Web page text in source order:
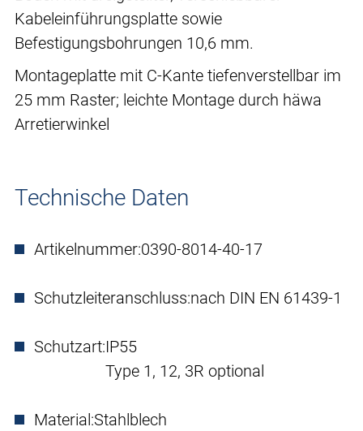
Kabeleinführungsplatte sowie
Befestigungsbohrungen 10,6 mm.
Montageplatte mit C-Kante tiefenverstellbar im
25 mm Raster; leichte Montage durch häwa
Arretierwinkel
Technische Daten
Artikelnummer:0390-8014-40-17
Schutzleiteranschluss:nach DIN EN 61439-1
Schutzart:IP55
Type 1, 12, 3R optional
Material:Stahlblech